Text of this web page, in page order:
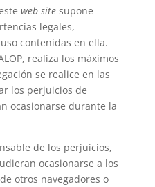
web sitesupone
legales,
contenidas en ella.
realiza los máximos
se realice en las
los perjuicios de
ocasionarse durante la
de los perjuicios,
ocasionarse a los
otros navegadores o